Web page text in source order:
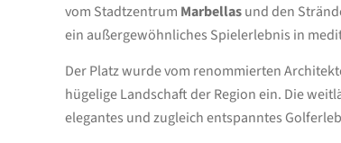
vom Stadtzentrum Marbellasund den
ein außergewöhnliches Spielerlebnis in
Der Platz wurde vom renommierten
hügelige Landschaft der Region ein. Die
elegantes und zugleich entspanntes